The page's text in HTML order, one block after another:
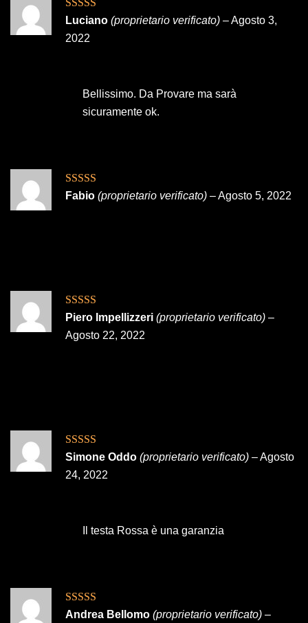
Valutato5 su
5
Luciano (proprietario verificato) –Agosto 3,
2022
Bellissimo. Da Provare ma sarà
sicuramente ok.
Valutato5su
Fabio (proprietario verificato) –Agosto 5, 2022
Valutato5su
5
Piero Impellizzeri (proprietario verificato) –
Agosto 22, 2022
Valutato5su
5
Simone Oddo (proprietario verificato) –Agosto
24, 2022
Il testa Rossa è una garanzia
Valutato 5su
Andrea Bellomo (proprietario verificato) –